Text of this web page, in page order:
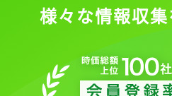
様々な情報収